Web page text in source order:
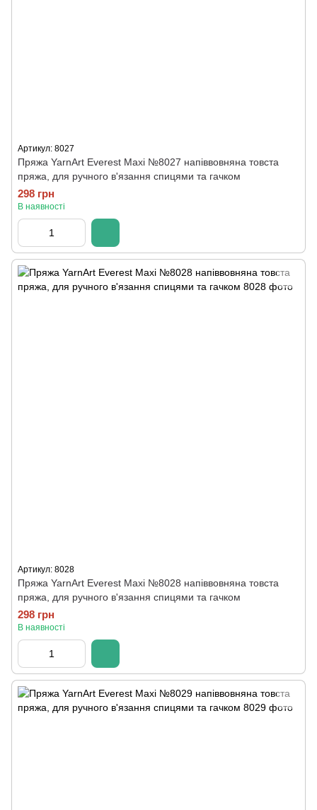
Артикул: 8027
Пряжа YarnArt Everest Maxi №8027 напіввовняна товста
пряжа, для ручного в'язання спицями та гачком
298 грн
В наявності
Артикул: 8028
Пряжа YarnArt Everest Maxi №8028 напіввовняна товста
пряжа, для ручного в'язання спицями та гачком
298 грн
В наявності